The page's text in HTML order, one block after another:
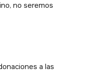
no seremos
a las